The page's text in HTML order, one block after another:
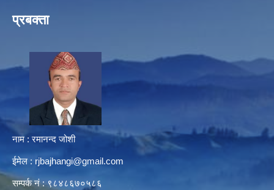
प्रबक्ता
नाम : रमानन्द जोशी
ईमेल : rjbajhangi@gmail.com
सम्पर्क नं : ९८४८६७०५८६